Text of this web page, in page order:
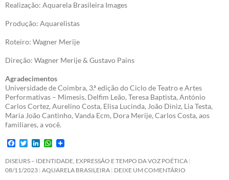
Realização: Aquarela Brasileira Images
Produção: Aquarelistas
Roteiro: Wagner Merije
Direção: Wagner Merije & Gustavo Pains
Agradecimentos
Universidade de Coimbra, 3.ª edição do Ciclo de Teatro e Artes
Performativas – Mimesis, Delfim Leão, Teresa Baptista, António
Carlos Cortez, Aurelino Costa, Elisa Lucinda, João Diniz, Lia Testa,
Maria João Cantinho, Vanda Ecm, Dora Merije, Carlos Costa, aos
familiares, a você.
F
c
e
T
i
t
n
k
W
a
t
DISEURS – IDENTIDADE, EXPRESSÃO E TEMPO DA VOZ POÉTICA
08/11/2023 AQUARELA BRASILEIRA DEIXE UM COMENTÁRIO